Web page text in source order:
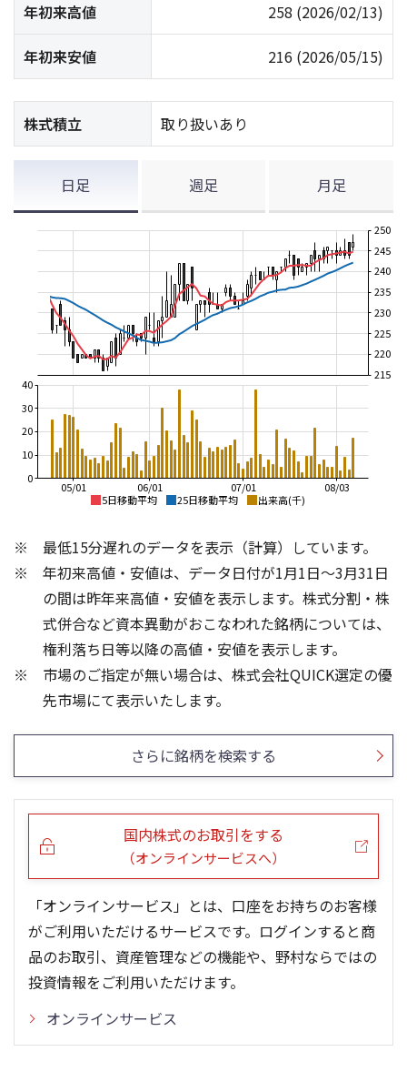
年初来高値 258 (2026/02/13)
年初来安値 216 (2026/05/15)
株式積立 取り扱いあり
日足 週足 月足
5日移動平均 25日移動平均 出来高(千)
08/03
07/01
06/01
05/01
215
220
225
230
235
240
245
250
0
10
20
30
40
13週移動平均 26週移動平均 出来高(千)
180
240
0
100
200
5ヶ月移動平均 25ヶ月移動平均 出来高(百万)
100
250
0
6
最低15分遅れのデータを表示（計算）しています。
年初来高値・安値は、データ日付が1月1日～3月31日
の間は昨年来高値・安値を表示します。株式分割・株
式併合など資本異動がおこなわれた銘柄については、
権利落ち日等以降の高値・安値を表示します。
市場のご指定が無い場合は、株式会社QUICK選定の優
先市場にて表示いたします。
さらに銘柄を検索する
国内株式のお取引をする
（オンラインサービスへ）
「オンラインサービス」とは、口座をお持ちのお客様
がご利用いただけるサービスです。ログインすると商
品のお取引、資産管理などの機能や、野村ならではの
投資情報をご利用いただけます。
オンラインサービス